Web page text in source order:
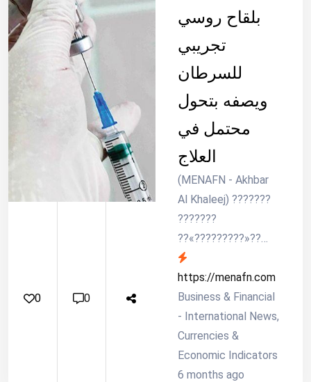
0 0
بلقاح روسي
تجريبي
للسرطان
ويصفه بتحول
محتمل في
العلاج
(MENAFN - Akhbar
Al Khaleej) ???????
???????
??«?????????»??
????????? ??????
???????? ??????????
????????? ?????
???????? ???? ??
https://menafn.com
Business & Financial
- International News,
Currencies &
Economic Indicators
6 months ago